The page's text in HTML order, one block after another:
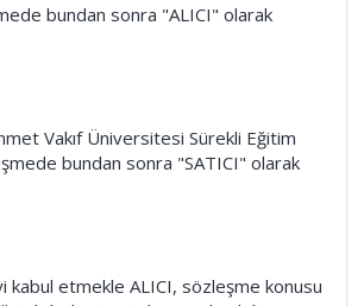
bundan sonra "ALICI" olarak
Vakıf Üniversitesi Sürekli Eğitim
bundan sonra "SATICI" olarak
kabul etmekle ALICI, sözleşme konusu